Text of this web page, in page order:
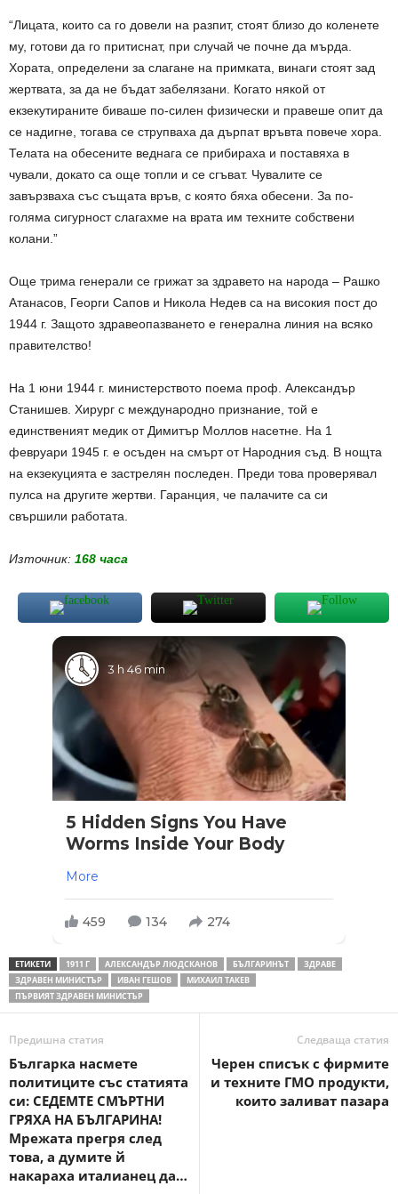
“Лицата, които са го довели на разпит, стоят близо до коленете
му, готови да го притиснат, при случай че почне да мърда.
Хората, определени за слагане на примката, винаги стоят зад
жертвата, за да не бъдат забелязани. Когато някой от
екзекутираните биваше по-силен физически и правеше опит да
се надигне, тогава се струпваха да дърпат връвта повече хора.
Телата на обесените веднага се прибираха и поставяха в
чували, докато са още топли и се сгъват. Чувалите се
завързваха със същата връв, с която бяха обесени. За по-
голяма сигурност слагахме на врата им техните собствени
колани.”
Още трима генерали се грижат за здравето на народа – Рашко
Атанасов, Георги Сапов и Никола Недев са на високия пост до
1944 г. Защото здравеопазването е генерална линия на всяко
правителство!
На 1 юни 1944 г. министерството поема проф. Александър
Станишев. Хирург с международно признание, той е
единственият медик от Димитър Моллов насетне. На 1
февруари 1945 г. е осъден на смърт от Народния съд. В нощта
на екзекуцията е застрелян последен. Преди това проверявал
пулса на другите жертви. Гаранция, че палачите са си
свършили работата.
Източник: 168 часа
3 h 46 min
5 Hidden Signs You Have
Worms Inside Your Body
More
459 134 274
ЕТИКЕТИ 1911 Г АЛЕКСАНДЪР ЛЮДСКАНОВ БЪЛГАРИНЪТ
ЗДРАВЕ
ЗДРАВЕН МИНИСТЪР
ИВАН ГЕШОВ
МИХАИЛ ТАКЕВ
ПЪРВИЯТ ЗДРАВЕН МИНИСТЪР
Предишна статия
Българка насмете
политиците със статията
си: СЕДЕМТЕ СМЪРТНИ
ГРЯХА НА БЪЛГАРИНА!
Мрежата прегря след
това, а думите й
накараха италианец да…
Следваща статия
Черен списък с фирмите
и техните ГМО продукти,
които заливат пазара